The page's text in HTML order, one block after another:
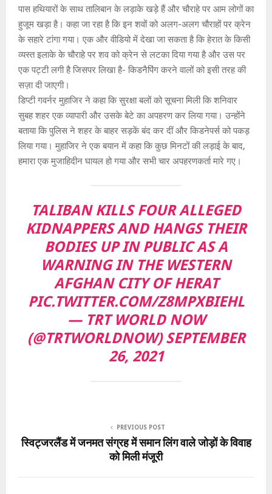
पास हथियारों के साथ तालिबान के लड़ाके खड़े हैं और चौराहे पर आम लोगों का
हुजूम खड़ा है। कहा जा रहा है कि इन शवों को अलग-अलग चौराहों पर क्रेन
के सहारे टांगा गया। एक और वीडियो में देखा जा सकता है कि हेरात के किसी
व्यस्त इलाके के चौराहे पर शव को क्रेन से लटका दिया गया है और उस पर
एक पट्टी लगी है जिसपर लिखा है- किडनैपिंग करने वालों को इसी तरह की
सज़ा दी जाएगी।
डिप्टी गवर्नर मुहाजिर ने कहा कि सुरक्षा बलों को सूचना मिली कि शनिवार
सुबह शहर एक व्यापारी और उसके बेटे का अपहरण कर लिया गया। उन्होंने
बताया कि पुलिस ने शहर के बाहर सड़कें बंद कर दीं और किडनेपर्स को पकड़
लिया गया। मुहाजिर ने एक बयान में कहा कि कुछ मिनटों की लड़ाई के बाद,
हमारा एक मुजाहिदीन घायल हो गया और सभी चार अपहरणकर्ता मारे गए।
TALIBAN KILLS FOUR ALLEGED
KIDNAPPERS AND HANGS THEIR
BODIES UP IN PUBLIC AS A
WARNING IN THE WESTERN
AFGHAN CITY OF HERAT
PIC.TWITTER.COM/Z8MPXBIEHL
— TRT WORLD NOW
(@TRTWORLDNOW)SEPTEMBER
26, 2021
PREVIOUS POST
स्विट्जरलैंड में जनमत संग्रह में समान लिंग वाले जोड़ों के विवाह
को मिली मंजूरी